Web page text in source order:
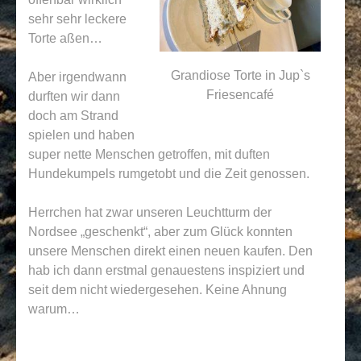
Grandiose Torte in Jup`s
Friesencafé
sehr sehr leckere
Torte aßen…
Aber irgendwann
durften wir dann
doch am Strand
spielen und haben
super nette Menschen getroffen, mit duften
Hundekumpels rumgetobt und die Zeit genossen.
Herrchen hat zwar unseren Leuchtturm der
Nordsee „geschenkt“, aber zum Glück konnten
unsere Menschen direkt einen neuen kaufen. Den
hab ich dann erstmal genauestens inspiziert und
seit dem nicht wiedergesehen. Keine Ahnung
warum…